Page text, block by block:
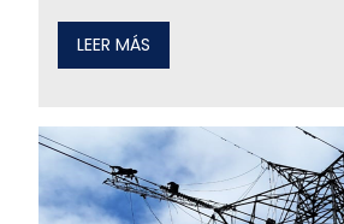
LEER MÁS